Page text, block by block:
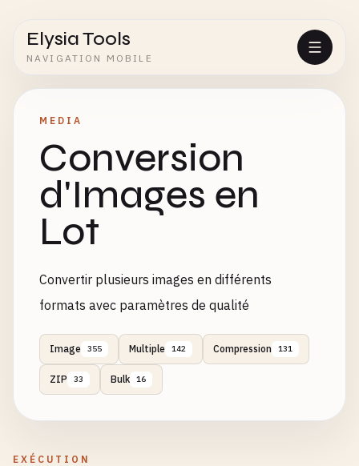
Elysia Tools
NAVIGATION MOBILE
MEDIA
Conversion
d'Images en
Lot
Convertir plusieurs images en différents
formats avec paramètres de qualité
Image 355 Multiple 142 Compression 131
ZIP 33 Bulk 16
EXÉCUTION